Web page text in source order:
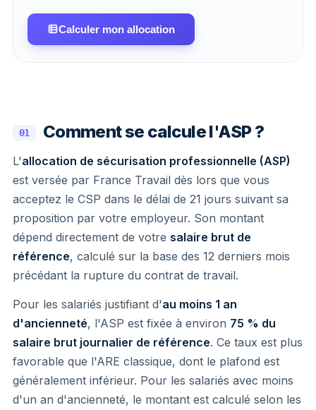
Calculer mon allocation
01 Comment se calcule l'ASP ?
L'allocation de sécurisation professionnelle (ASP)
est versée par France Travail dès lors que vous
acceptez le CSP dans le délai de 21 jours suivant sa
proposition par votre employeur. Son montant
dépend directement de votre salaire brut de
référence, calculé sur la base des 12 derniers mois
précédant la rupture du contrat de travail.
Pour les salariés justifiant d'au moins 1 an
d'ancienneté, l'ASP est fixée à environ 75 % du
salaire brut journalier de référence. Ce taux est plus
favorable que l'ARE classique, dont le plafond est
généralement inférieur. Pour les salariés avec moins
d'un an d'ancienneté, le montant est calculé selon les